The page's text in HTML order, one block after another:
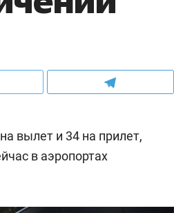
вылет и 34 на прилет,
в аэропортах